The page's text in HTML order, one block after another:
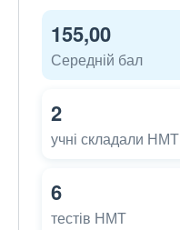
155,00
Середній бал
2
учні складали НМТ
6
тестів НМТ